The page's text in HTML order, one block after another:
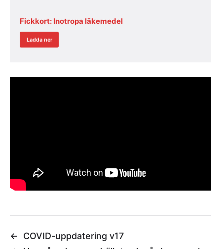
Fickkort: Inotropa läkemedel
Ladda ner
←
COVID-uppdatering v17